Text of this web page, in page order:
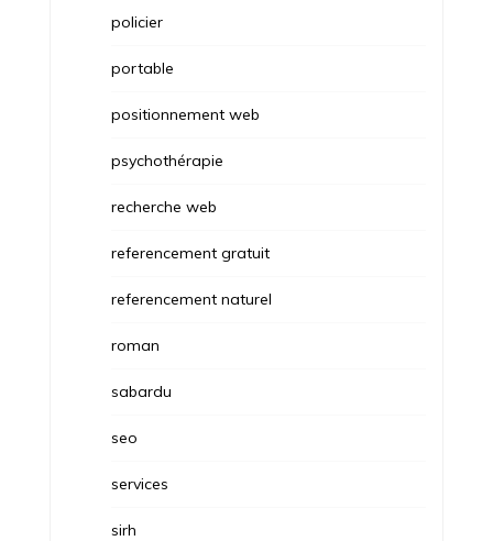
policier
portable
positionnement web
psychothérapie
recherche web
referencement gratuit
referencement naturel
roman
sabardu
seo
services
sirh